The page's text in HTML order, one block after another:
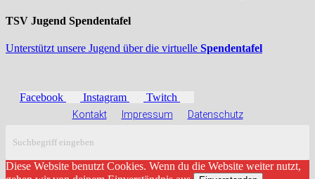
TSV Jugend Spendentafel
Unterstützt unsere Jugend über die virtuelle Spendentafel
Facebook Instagram Twitch
Kontakt Impressum Datenschutz
Diese Website benutzt Cookies. Wenn du die Website weiter nutzt,